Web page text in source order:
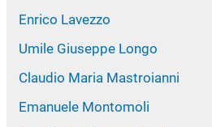
Enrico Lavezzo
Umile Giuseppe Longo
Claudio Maria Mastroianni
Emanuele Montomoli